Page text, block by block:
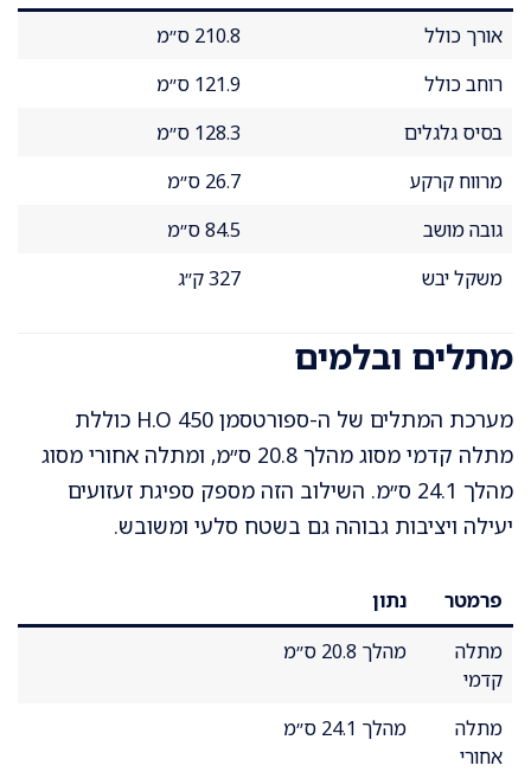
אורך כולל
210.8 ס״מ
רוחב כולל
121.9 ס״מ
בסיס גלגלים
128.3 ס״מ
מרווח קרקע
26.7 ס״מ
גובה מושב
84.5 ס״מ
משקל יבש
327 ק״ג
מתלים ובלמים
מערכת המתלים של ה-ספורטסמן 450 H.O כוללת
מתלה קדמי מסוג מהלך 20.8 ס״מ, ומתלה אחורי מסוג
מהלך 24.1 ס״מ. השילוב הזה מספק ספיגת זעזועים
יעילה ויציבות גבוהה גם בשטח סלעי ומשובש.
פרמטר
נתון
מתלה
קדמי
מהלך 20.8 ס״מ
מתלה
אחורי
מהלך 24.1 ס״מ